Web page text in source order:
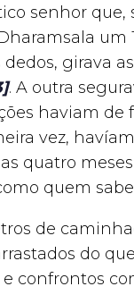
senhor que,
girava
. A outra
haviam de
vez,
quatro
quem
de
do
confrontos